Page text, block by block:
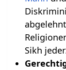
Sikh